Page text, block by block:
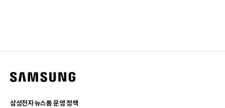
삼성전자 뉴스룸 운영 정책